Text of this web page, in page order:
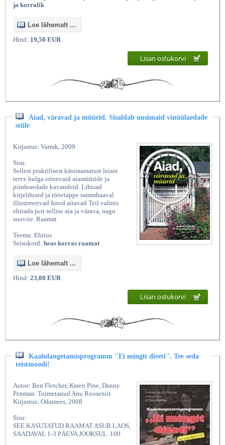
ja korralik
Loe lähemalt ...
Hind: 19,50 EUR
Lisan ostukorvi
Aiad, väravad ja müürid. Sisaldab uusimaid vinüülaedade
stiile
Kirjastus: Varrak, 2009
Sisu:
Sellest praktilisest käsiraamatust leiate
terve hulga erinevaid aiamüüride ja
piirdeaedade kavandeid. Lihtsad
kirjeldused ja tööetappe sammhaaval
illustreerivad fotod aitavad Teil valmis
ehitada just sellise aia ja värava, nagu
soovite. Raamat
Teema: Ehitus
Seisukord: heas korras raamat
Loe lähemalt ...
Hind: 23,00 EUR
Lisan ostukorvi
Kaalulangetamisprogramm ''Ei mingit dieeti''. Tee seda
teistmoodi!
Autor: Ben Fletcher, Karen Pine, Danny
Penman. Toimetanud Anu Rooseniit
Kirjastus: Odamees, 2008
Sisu:
SEE KASUTATUD RAAMAT ASUB LAOS,
SAADAVAL 1-3 PÄEVA JOOKSUL. 100